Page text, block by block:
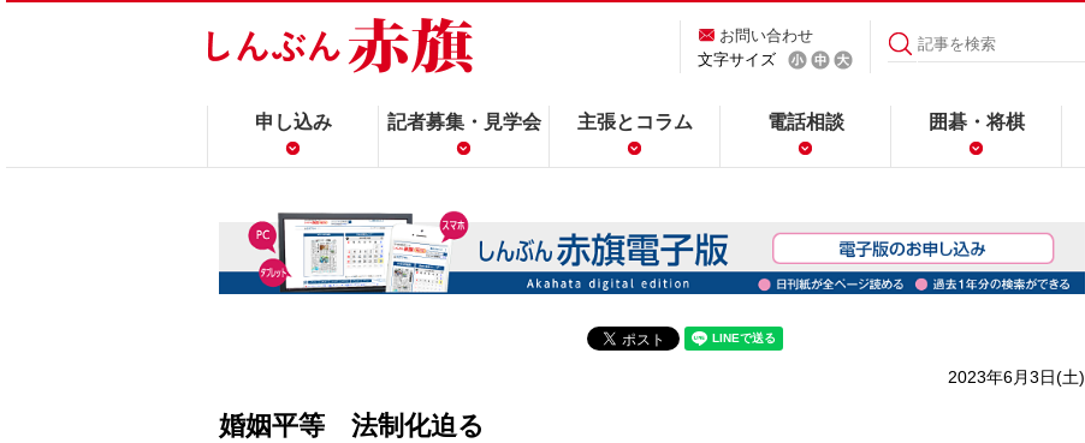
お問い合わせ
文字サイズ
申し込み 記者募集・見学会 主張とコラム 電話相談 囲碁・将棋
2023年6月3日(土)
婚姻平等 法制化迫る